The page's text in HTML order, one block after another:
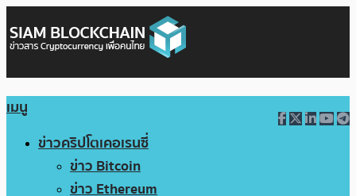
เมนู
ข่าวคริปโตเคอเรนซี่
ข่าว Bitcoin
ข่าว Ethereum